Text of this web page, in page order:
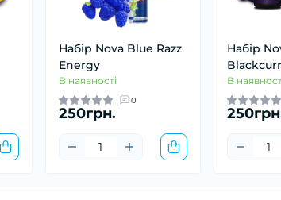
Набір Nova Blue Razz
Energy
В наявності
0
250грн.
Набір
В